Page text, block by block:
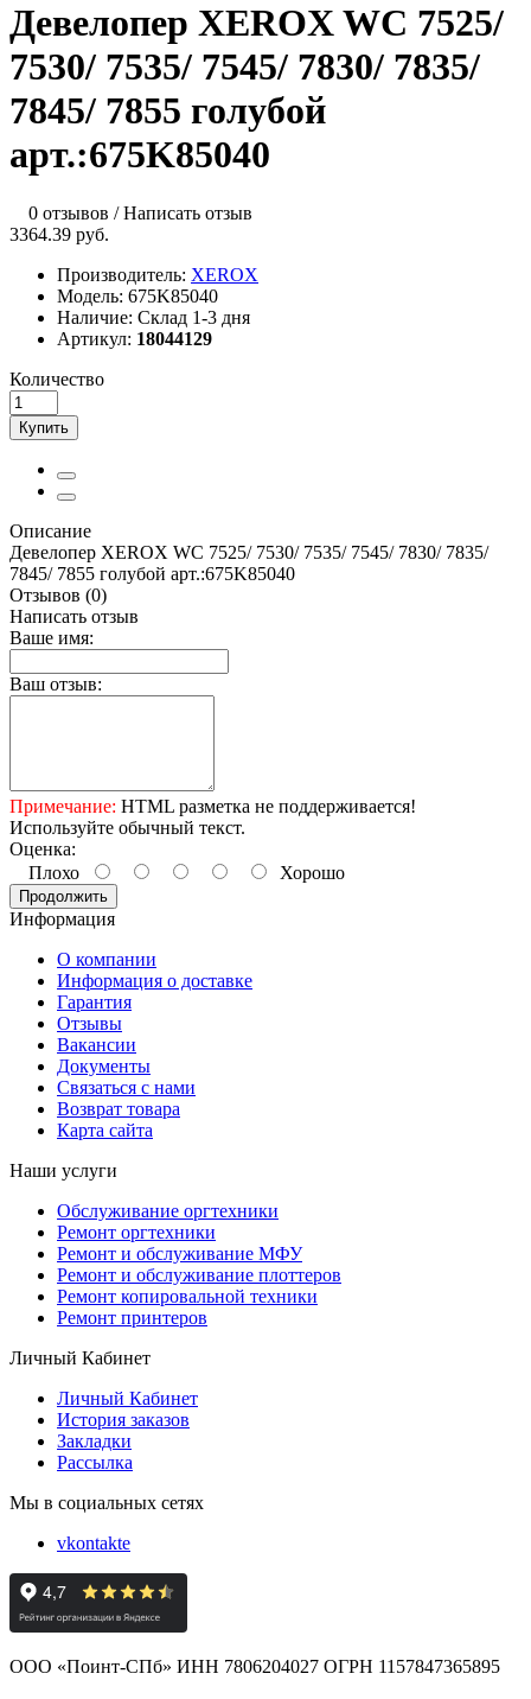
Девелопер XEROX WC 7525/
7530/ 7535/ 7545/ 7830/ 7835/
7845/ 7855 голубой
арт.:675K85040
0 отзывов /Написать отзыв
3364.39 руб.
Производитель: XEROX
Модель: 675K85040
Наличие: Склад 1-3 дня
Артикул: 18044129
Количество
Купить
Описание
Девелопер XEROX WC 7525/ 7530/ 7535/ 7545/ 7830/ 7835/
7845/ 7855 голубой арт.:675K85040
Отзывов (0)
Написать отзыв
Ваше имя:
Ваш отзыв:
Примечание: HTML разметка не поддерживается!
Используйте обычный текст.
Оценка:
Плохо
Хорошо
Продолжить
Информация
О компании
Информация о доставке
Гарантия
Отзывы
Вакансии
Документы
Связаться с нами
Возврат товара
Карта сайта
Наши услуги
Обслуживание оргтехники
Ремонт оргтехники
Ремонт и обслуживание МФУ
Ремонт и обслуживание плоттеров
Ремонт копировальной техники
Ремонт принтеров
Личный Кабинет
Личный Кабинет
История заказов
Закладки
Рассылка
Мы в социальных сетях
vkontakte
ООО «Поинт-СПб» ИНН 7806204027 ОГРН 1157847365895